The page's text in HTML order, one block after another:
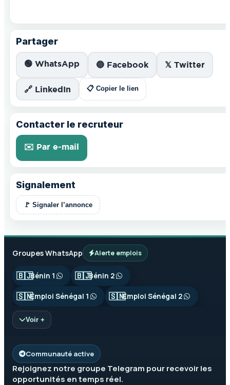
Partager
🟢 WhatsApp 🔵 Facebook 𝕏 Twitter
🔗 LinkedIn 📋 Copier le lien
Contacter le recruteur
✉️ Par e-mail
Signalement
🚩 Signaler l’annonce
Groupes WhatsApp Alerte emplois
🇧🇯Bénin 1 🇧🇯Bénin 2
🇸🇳Emploi Sénégal 1 🇸🇳Emploi Sénégal 2
Voir +
Communauté active
Rejoignez notre groupe Telegram pour recevoir les
opportunités en temps réel.